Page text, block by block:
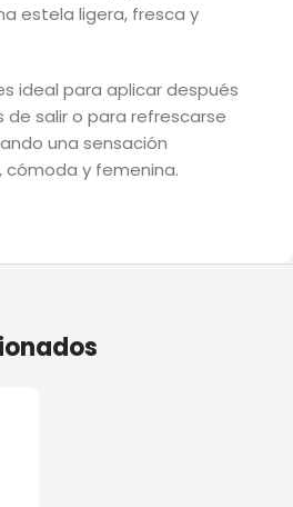
estela ligera, fresca y
ideal para aplicar después
de salir o para refrescarse
una sensación
y femenina.